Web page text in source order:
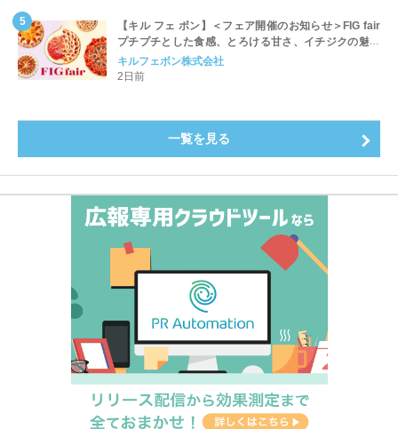
【キル フェ ボン】＜フェア開催のお知らせ＞FIG fair
プチプチとした食感、とろける甘さ、イチジクの魅力
をたっぷりと。新作を含め、イチジク尽くしの全4種が
登場8月20日（木）スタート
キルフェボン株式会社
2日前
一覧を見る